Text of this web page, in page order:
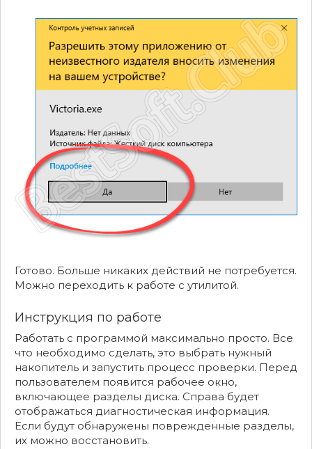
Готово. Больше никаких действий не потребуется.
Можно переходить к работе с утилитой.
Инструкция по работе
Работать с программой максимально просто. Все
что необходимо сделать, это выбрать нужный
накопитель и запустить процесс проверки. Перед
пользователем появится рабочее окно,
включающее разделы диска. Справа будет
отображаться диагностическая информация.
Если будут обнаружены поврежденные разделы,
их можно восстановить.